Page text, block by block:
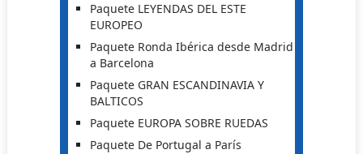
Paquete LEYENDAS DEL ESTE
EUROPEO
Paquete Ronda Ibérica desde Madrid
a Barcelona
Paquete GRAN ESCANDINAVIA Y
BALTICOS
Paquete EUROPA SOBRE RUEDAS
Paquete De Portugal a París